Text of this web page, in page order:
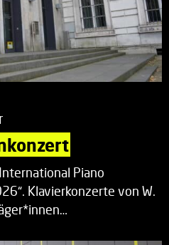
Piano
Klavierkonzerte von W.